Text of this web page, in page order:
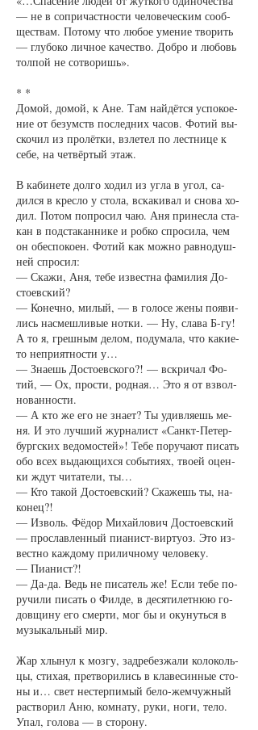
— не в со­при­част­нос­ти че­ло­ве­чес­ким со­об­
щест­вам. По­то­му что лю­бое уме­ние тво­рить
— глу­бо­ко лич­ное ка­чест­во. Добро и лю­бовь
тол­пой не со­тво­ришь».
* *
До­мой, до­мой, к Ане. Там най­дёт­ся успо­ко­е­
ние от без­ум­ств по­след­них ча­сов. Фо­тий вы­
ско­чил из про­лёт­ки, взле­тел по лест­ни­це к
се­бе, на чет­вёр­тый этаж.
В ка­би­не­те дол­го хо­дил из уг­ла в угол, са­
дил­ся в крес­ло у сто­ла, вска­ки­вал и сно­ва хо­
дил. По­том по­про­сил чаю. Аня при­нес­ла ста­
кан в под­ста­кан­ни­ке и роб­ко спро­си­ла, чем
он обес­по­ко­ен. Фо­тий как мож­но рав­но­душ­
ней спро­сил:
— Ска­жи, Аня, те­бе из­вест­на фа­ми­лия До­
сто­ев­ский?
— Ко­неч­но, ми­лый, — в го­ло­се же­ны по­яви­
лись на­смеш­ли­вые нот­ки. — Ну, сла­ва Б-гу!
А то я, греш­ным де­лом, по­ду­ма­ла, что ка­кие-
то не­при­ят­нос­ти у…
— Зна­ешь До­сто­ев­ско­го?! — вскри­чал Фо­
тий, — Ох, прос­ти, род­ная… Это я от взвол­
но­ван­нос­ти.
— А кто же его не зна­ет? Ты удив­ля­ешь ме­
ня. И это луч­ший жур­на­лист «Санкт-Пе­тер­
бург­ских ве­до­мос­тей»! Те­бе по­ру­ча­ют пи­сать
обо всех вы­да­ю­щих­ся со­бы­ти­ях, тво­ей оцен­
ки ждут чи­та­те­ли, ты…
— Кто та­кой До­сто­ев­ский? Ска­жешь ты, на­
ко­нец?!
— Из­воль. Фёдор Ми­хай­ло­вич До­сто­ев­ский
— про­слав­лен­ный пи­а­нист-вир­ту­оз. Это из­
вест­но каж­до­му при­лич­но­му че­ло­ве­ку.
— Пи­а­нист?!
— Да-да. Ведь не пи­са­тель же! Если те­бе по­
ру­чи­ли пи­сать о Фил­де, в де­ся­ти­лет­нюю го­
дов­щи­ну его смер­ти, мог бы и оку­нуть­ся в
му­зы­каль­ный мир.
Жар хлы­нул к моз­гу, за­дре­без­жа­ли ко­ло­коль­
цы, сти­хая, пре­тво­ри­лись в кла­ве­син­ные сто­
ны и… свет не­стер­пи­мый бе­ло-жем­чуж­ный
рас­тво­рил Аню, ком­на­ту, ру­ки, но­ги, те­ло.
Упал, го­ло­ва — в сто­ро­ну.